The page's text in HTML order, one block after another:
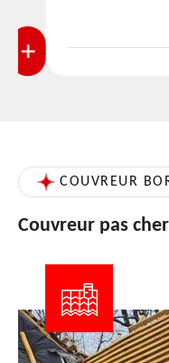
COUVREUR
Couvreur pas